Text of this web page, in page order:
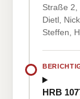
Straße 2,
Dietl,
Steffen,
HRB